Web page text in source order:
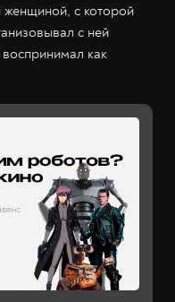
женщиной, с которой
с ней
как